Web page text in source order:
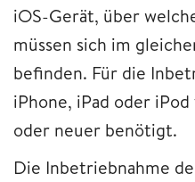
iOS-Gerät, über
müssen sich im
befinden. Für die
iPhone, iPad oder
oder neuer benötigt.
Die Inbetriebnahme